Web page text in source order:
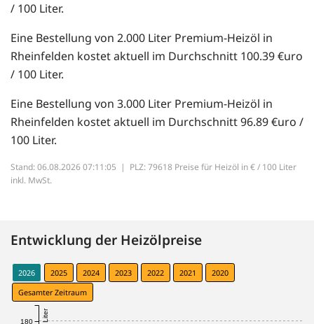
/ 100 Liter.
Eine Bestellung von 2.000 Liter Premium-Heizöl in
Rheinfelden kostet aktuell im Durchschnitt 100.39 €uro
/ 100 Liter.
Eine Bestellung von 3.000 Liter Premium-Heizöl in
Rheinfelden kostet aktuell im Durchschnitt 96.89 €uro /
100 Liter.
Stand: 06.08.2026 07:11:05 | PLZ: 79618 Preise für Heizöl in € / 100 Liter
inkl. MwSt.
Entwicklung der Heizölpreise
2026 2025 2024 2023 2022 2021
2020
Gesamter Zeitraum
180